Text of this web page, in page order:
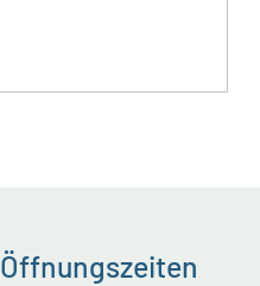
Öffnungszeiten